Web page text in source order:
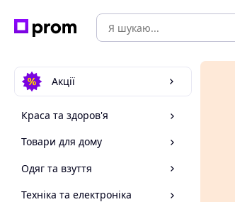
Акції
Краса та здоров'я
Товари для дому
Одяг та взуття
Техніка та електроніка